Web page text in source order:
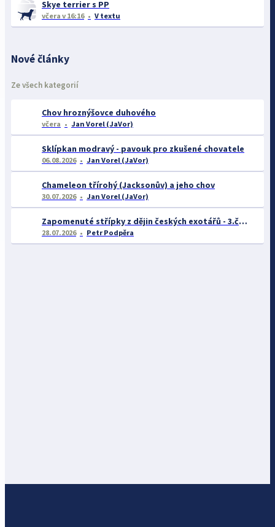
Skye terrier s PP
včera v 16:16 V textu
Nové články
Ze všech kategorií
Chov hroznýšovce duhového
včera Jan Vorel (JaVor)
Sklípkan modravý - pavouk pro zkušené chovatele
06.08.2026 Jan Vorel (JaVor)
Chameleon třírohý (Jacksonův) a jeho chov
30.07.2026 Jan Vorel (JaVor)
Zapomenuté střípky z dějin českých exotářů - 3.část
28.07.2026 Petr Podpěra